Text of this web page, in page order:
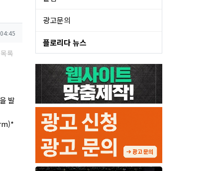
목록
발
광고문의
플로리다 뉴스